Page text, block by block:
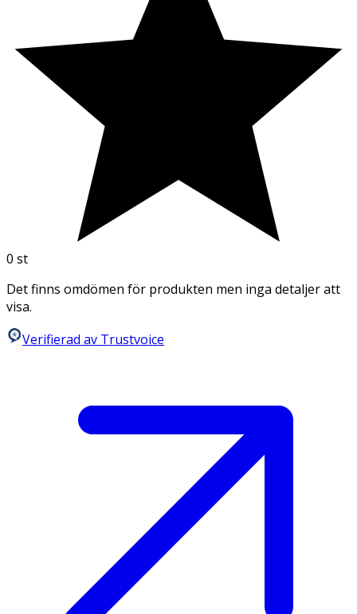
0 st
Det finns omdömen för produkten men inga detaljer att
visa.
Verifierad av Trustvoice